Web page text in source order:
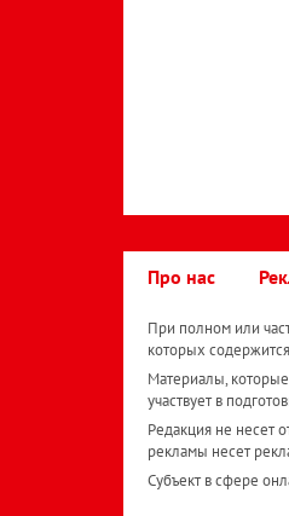
Про нас
При полном или
которых
Материалы,
участвует в
Редакция не несет
рекламы несет
Субъект в сфере